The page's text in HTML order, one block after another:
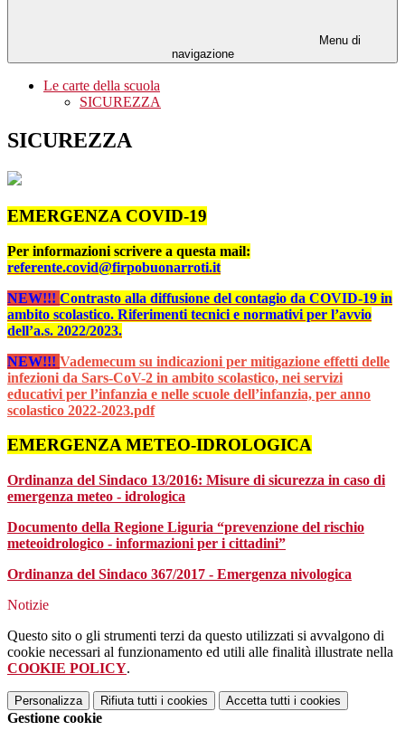
Menu di
navigazione
Le carte della scuola
SICUREZZA
SICUREZZA
EMERGENZA COVID-19
Per informazioni scrivere a questa mail:
referente.covid@firpobuonarroti.it
NEW!!! Contrasto alla diffusione del contagio da COVID-19 in
ambito scolastico. Riferimenti tecnici e normativi per l’avvio
dell’a.s. 2022/2023.
NEW!!! Vademecum su indicazioni per mitigazione effetti delle
infezioni da Sars-CoV-2 in ambito scolastico, nei servizi
educativi per l’infanzia e nelle scuole dell’infanzia, per anno
scolastico 2022-2023.pdf
EMERGENZA METEO-IDROLOGICA
Ordinanza del Sindaco 13/2016: Misure di sicurezza in caso di
emergenza meteo - idrologica
Documento della Regione Liguria “prevenzione del rischio
meteoidrologico - informazioni per i cittadini”
Ordinanza del Sindaco 367/2017 - Emergenza nivologica
Notizie
Questo sito o gli strumenti terzi da questo utilizzati si avvalgono di
cookie necessari al funzionamento ed utili alle finalità illustrate nella
COOKIE POLICY.
Personalizza Rifiuta tutti i cookies Accetta tutti i cookies
Gestione cookie